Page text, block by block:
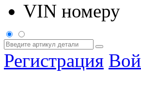
VIN номеру
Регистрация